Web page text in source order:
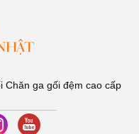
Chăn ga gối đệm cao cấp